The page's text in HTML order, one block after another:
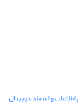
و اعتماد دیجیتال